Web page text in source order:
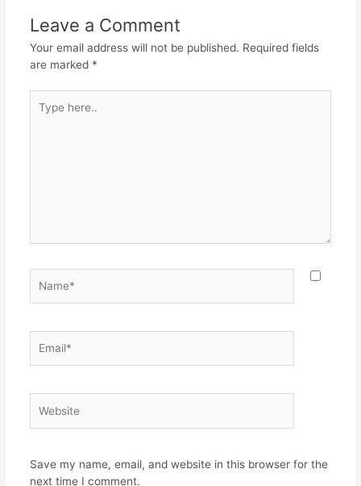
Leave a Comment
Your email address will not be published. Required fields
are marked *
here..
Save my name, email, and website in this browser for the
next time I comment.